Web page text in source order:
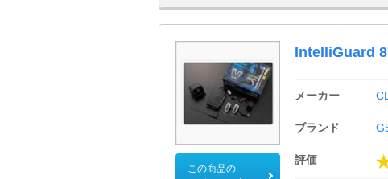
この商品の
IntelliGuard
メーカー
ブランド
評価